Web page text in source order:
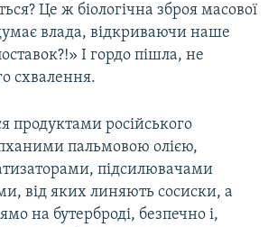
Це ж біологічна зброя масової
влада, відкриваючи наше
І гордо пішла, не
схвалення.
продуктами російського
пальмовою олією,
підсилювачами
від яких линяють сосиски, а
на бутерброді, безпечно і,